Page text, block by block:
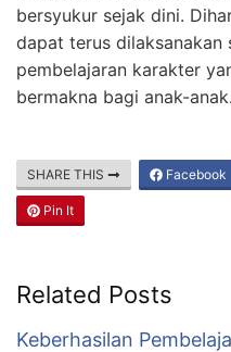
bersyukur sejak dini.
dapat terus dilaksanakan
pembelajaran karakter
bermakna bagi anak-anak.
SHARE THIS Facebook
Pin It
Related Posts
Keberhasilan